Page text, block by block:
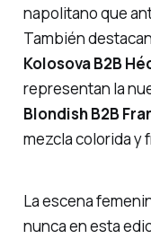
napolitano que
También
Kolosova B2B
representan la
Blondish B2B
mezcla colorida y
La escena
nunca en esta